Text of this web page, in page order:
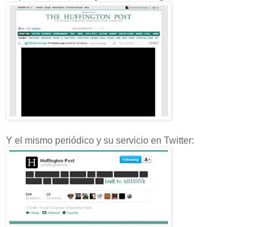
Y el mismo periódico y su servicio en Twitter: